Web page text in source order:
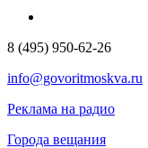
8 (495) 950-62-26
info@govoritmoskva.ru
Реклама на радио
Города вещания